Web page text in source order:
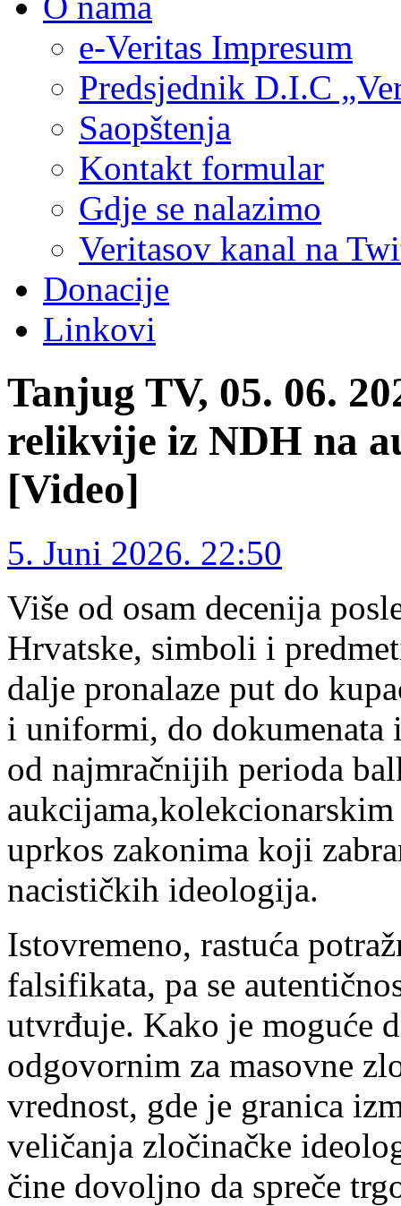
e-Veritas Impresum
Predsjednik D.I.C
Saopštenja
Kontakt formular
Gdje se nalazimo
Veritasov kanal na
Donacije
Linkovi
Tanjug TV, 05. 06.
relikvije iz NDH na
[Video]
5. Juni 2026. 22:50
Više od osam decenija
Hrvatske, simboli i
dalje pronalaze put do
i uniformi, do
od najmračnijih perioda
uprkos zakonima koji
nacističkih ideologija.
Istovremeno, rastuća
falsifikata, pa se
utvrđuje. Kako je moguće
odgovornim za masovne
vrednost, gde je granica
veličanja zločinačke
čine dovoljno da spreče